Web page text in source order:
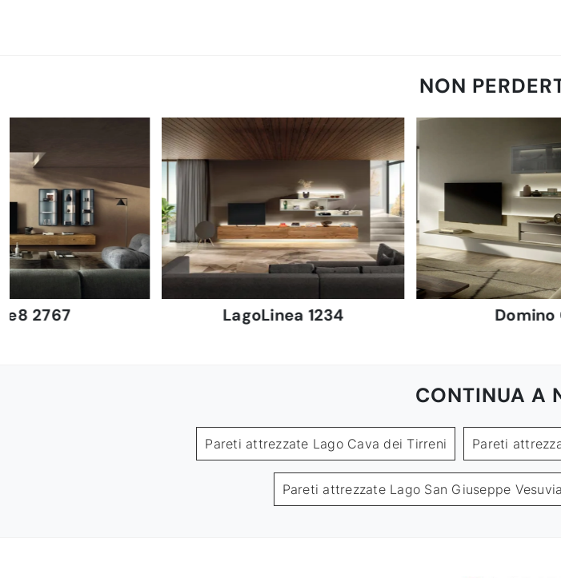
NON
2767 LagoLinea 1234 Domino
CONTINUA A
Pareti attrezzate Lago Cava dei Tirreni Pareti
Pareti attrezzate Lago San Giuseppe